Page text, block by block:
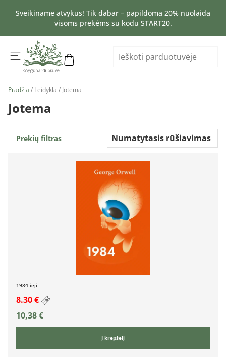
Sveikiname atvykus! Tik dabar – papildoma 20% nuolaida
visoms prekėms su kodu START20.
Pradžia / Leidykla / Jotema
Jotema
Prekių filtras
1984-ieji
8.30 €
10,38€
Į krepšelį